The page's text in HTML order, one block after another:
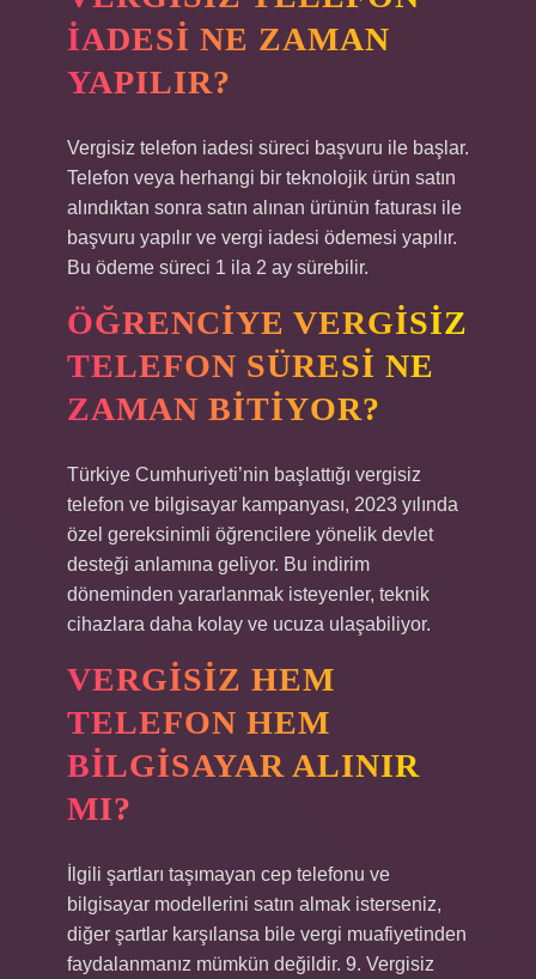
IADESI NE ZAMAN
YAPILIR?
Vergisiz telefon iadesi süreci başvuru ile başlar.
Telefon veya herhangi bir teknolojik ürün satın
alındıktan sonra satın alınan ürünün faturası ile
başvuru yapılır ve vergi iadesi ödemesi yapılır.
Bu ödeme süreci 1 ila 2 ay sürebilir.
ÖĞRENCIYE VERGISIZ
TELEFON SÜRESI NE
ZAMAN BITIYOR?
Türkiye Cumhuriyeti’nin başlattığı vergisiz
telefon ve bilgisayar kampanyası, 2023 yılında
özel gereksinimli öğrencilere yönelik devlet
desteği anlamına geliyor. Bu indirim
döneminden yararlanmak isteyenler, teknik
cihazlara daha kolay ve ucuza ulaşabiliyor.
VERGISIZ HEM
TELEFON HEM
BILGISAYAR ALINIR
MI?
İlgili şartları taşımayan cep telefonu ve
bilgisayar modellerini satın almak isterseniz,
diğer şartlar karşılansa bile vergi muafiyetinden
faydalanmanız mümkün değildir. 9. Vergisiz